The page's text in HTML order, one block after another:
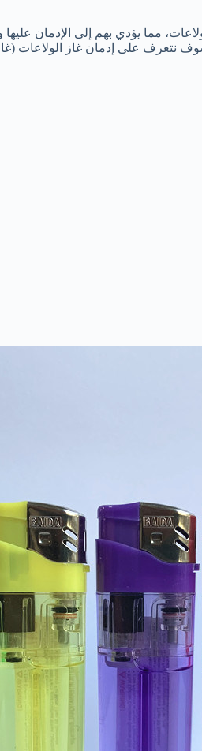
مما يؤدي بهم إلى الإدمان
نتعرف على إدمان غاز الولاعات